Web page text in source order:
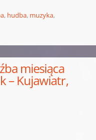
, hudba, muzyka,
miesiąca
– Kujawiatr,